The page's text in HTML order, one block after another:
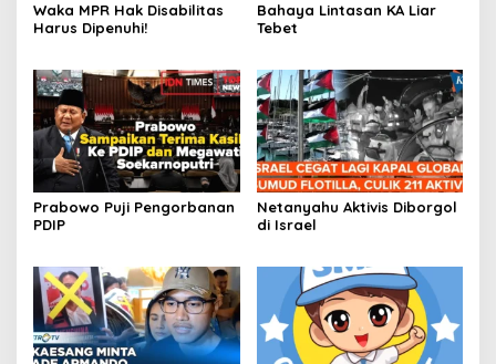
Waka MPR Hak Disabilitas
Harus Dipenuhi!
Bahaya Lintasan KA Liar
Tebet
Prabowo Puji Pengorbanan
PDIP
Netanyahu Aktivis Diborgol
di Israel